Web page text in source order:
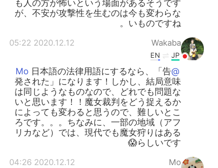
も人の方が怖いという場面があるそうです
が、不安が攻撃性を生むのは今も変わらな
いものですね。
Wakaba
2020.12.12 05:22
JP
EN
@Mo
日本語の法律用語にするなら、「告
発された」になります！しかし、結局意味
は同じようなものなので、どれでも問題な
いと思います！！魔女裁判をどう捉えるか
によっても変わると思うので、難しいとこ
ろです。。。ちなみに、一部の地域（アフ
リカなど）では、現代でも魔女狩りはある
らしいです😱
Mo
2020.12.12 04:26